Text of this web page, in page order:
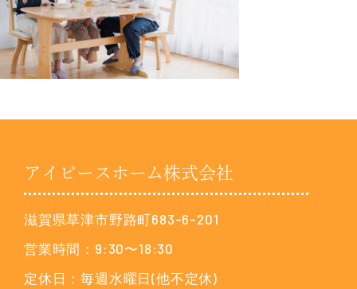
アイピースホーム株式会社
滋賀県草津市野路町683-6-201
営業時間：9:30〜18:30
定休日：毎週水曜日(他不定休)